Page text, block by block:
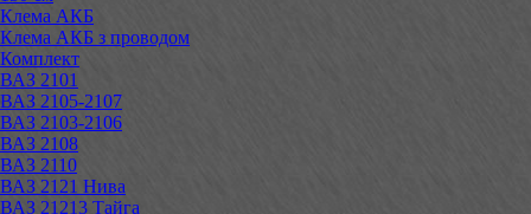
Клема АКБ
Клема АКБ з проводом
Комплект
ВАЗ 2101
ВАЗ 2105-2107
ВАЗ 2103-2106
ВАЗ 2108
ВАЗ 2110
ВАЗ 2121 Нива
ВАЗ 21213 Тайга